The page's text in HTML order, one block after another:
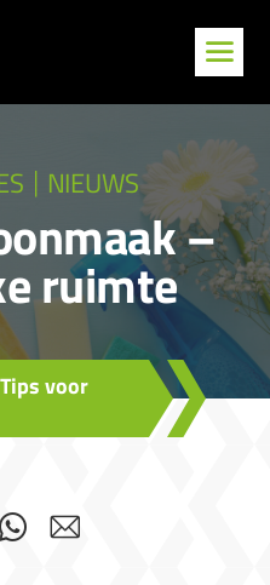
NIEUWS
–
ruimte
voor